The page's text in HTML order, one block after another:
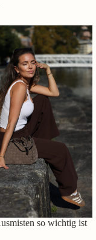
so wichtig ist